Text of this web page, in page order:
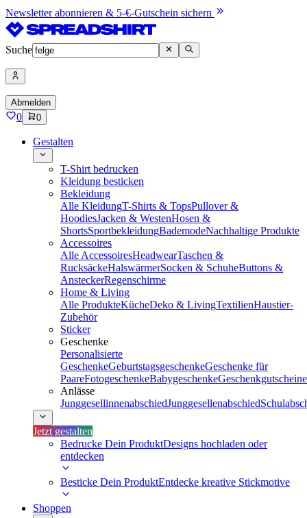
Newsletter abonnieren & 5-€-Gutschein sichern
Suche
Abmelden
0 0
Gestalten
T-Shirt bedrucken
Kleidung besticken
Bekleidung
Alle KleidungT-Shirts & TopsPullover &
HoodiesJacken & WestenHosen &
ShortsSportbekleidungBademodeNachhaltige Produkte
Accessoires
Alle AccessoiresHeadwearTaschen &
RucksäckeHalswärmerSocken & SchuheButtons &
AnsteckerRegenschirme
Home & Living
Alle ProdukteKücheDeko & LivingTextilienHaustier-
Zubehör
Sticker
Geschenke
Personalisierte
GeschenkeGeburtstagsgeschenkeGeschenke für
PaareFotogeschenkeBabygeschenkeGeschenkgutscheine
Anlässe
JunggesellinnenabschiedJunggesellenabschied
Jetzt gestalten
Bedrucke Dein ProduktDesigns hochladen oder
entdecken
Besticke Dein ProduktEntdecke kreative Stickmotive
Shoppen